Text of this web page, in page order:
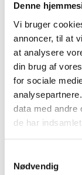
Denne
Vi bruger
annoncer, til at
at analysere
din brug af
for sociale
data med andre
de har
Nødvendig
venstrevendt
venstre eller
Spike 2:Et
Når flere
en bølgende
Spike 3:Har
tilbage til høj.
Optimal
flade område